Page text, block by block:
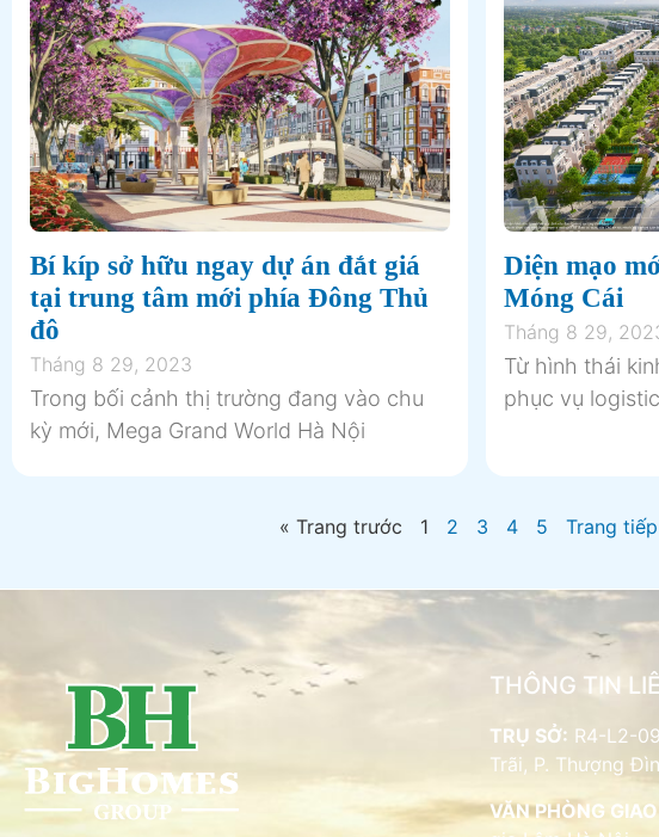
Bí kíp sở hữu ngay dự án đắt giá
tại trung tâm mới phía Đông Thủ
đô
Tháng 8 29, 2023
Trong bối cảnh thị trường đang vào chu
kỳ mới, Mega Grand World Hà Nội
Diện mạo
Móng Cái
Tháng 8 29,
Từ hình thái
phục vụ
« Trang trước 1 2 3 4 5 Trang
THÔNG TIN
TRỤ SỞ: R4-L2-
Trãi, P. Thượng
VĂN PHÒNG